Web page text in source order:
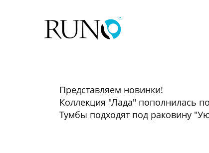
Представляем новинки!
Коллекция "Лада" пополнилась
Тумбы подходят под раковину